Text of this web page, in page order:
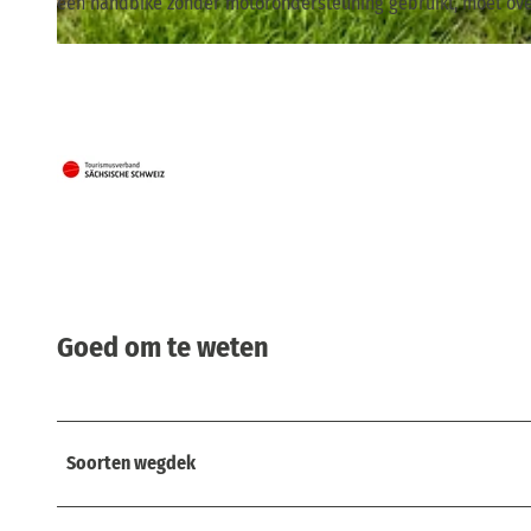
Goed om te weten
Soorten wegdek